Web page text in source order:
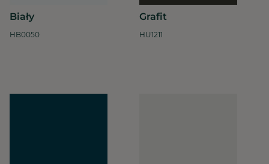
Biały
HB0050
Grafit
HU1211